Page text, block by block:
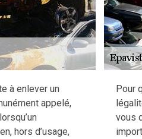
à enlever un
appelé,
hors d’usage,
Pour
vous